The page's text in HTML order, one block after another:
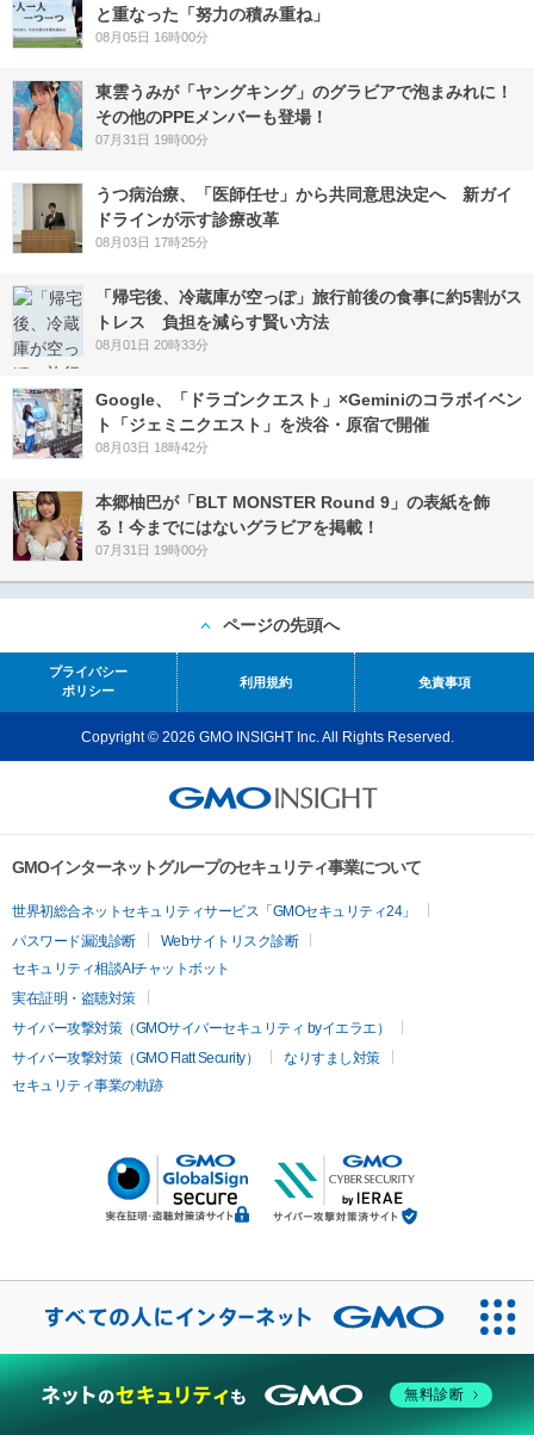
と重なった「努力の積み重ね」
08月05日 16時00分
東雲うみが「ヤングキング」のグラビアで泡まみれに！
その他のPPEメンバーも登場！
07月31日 19時00分
うつ病治療、「医師任せ」から共同意思決定へ 新ガイ
ドラインが示す診療改革
08月03日 17時25分
「帰宅後、冷蔵庫が空っぽ」旅行前後の食事に約5割がス
トレス 負担を減らす賢い方法
08月01日 20時33分
Google、「ドラゴンクエスト」×Geminiのコラボイベン
ト「ジェミニクエスト」を渋谷・原宿で開催
08月03日 18時42分
本郷柚巴が「BLT MONSTER Round 9」の表紙を飾
る！今までにはないグラビアを掲載！
07月31日 19時00分
ページの先頭へ
プライバシー
ポリシー
利用規約 免責事項
Copyright © 2026 GMO INSIGHT Inc. All Rights Reserved.
GMOインターネットグループのセキュリティ事業について
世界初総合ネットセキュリティサービス「GMOセキュリティ24」
パスワード漏洩診断
Webサイトリスク診断
セキュリティ相談AIチャットボット
実在証明・盗聴対策
サイバー攻撃対策（GMOサイバーセキュリティ byイエラエ）
サイバー攻撃対策（GMO Flatt Security）
なりすまし対策
セキュリティ事業の軌跡
無料診断